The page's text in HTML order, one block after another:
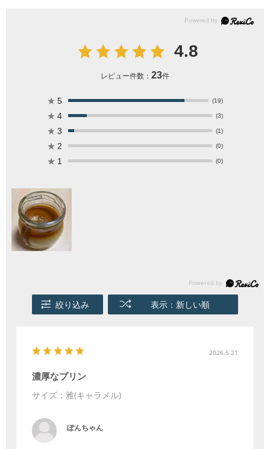
4.8
レビュー件数： 23件
★ 5 (19)
★ 4 (3)
★ 3 (1)
★ 2 (0)
★ 1 (0)
絞り込み 表示：新しい順
2026.5.21
濃厚なプリン
サイズ：雅(キャラメル)
ぽんちゃん